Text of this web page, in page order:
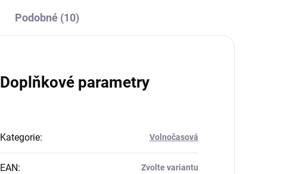
Podobné (10)
Doplňkové parametry
Kategorie: Volnočasová
EAN: Zvolte variantu